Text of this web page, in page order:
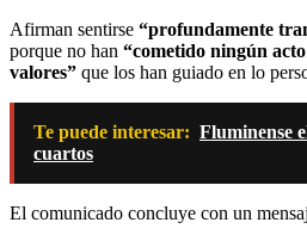
Afirman sentirse “profundamente
porque no han “cometido ningún
valores” que los han guiado en lo
Te puede interesar: Fluminense
cuartos
El comunicado concluye con un